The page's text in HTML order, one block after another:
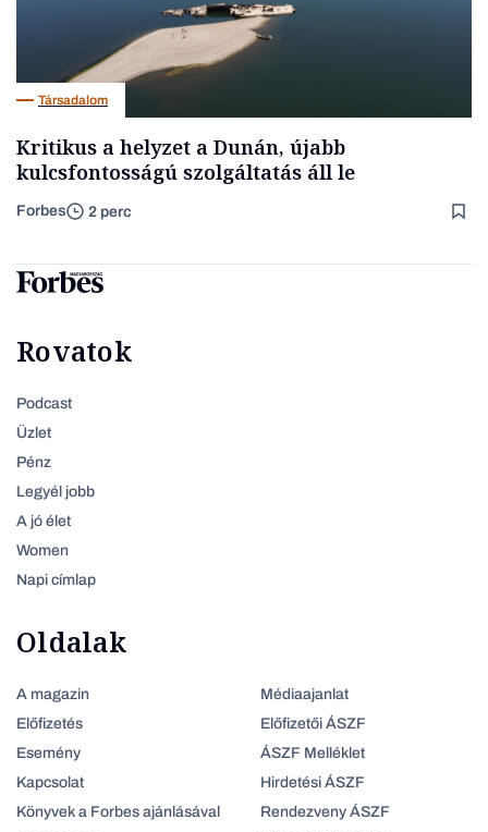
Társadalom
Kritikus a helyzet a Dunán, újabb
kulcsfontosságú szolgáltatás áll le
Forbes 2 perc
Rovatok
Podcast
Üzlet
Pénz
Legyél jobb
A jó élet
Women
Napi címlap
Oldalak
A magazin
Előfizetés
Esemény
Kapcsolat
Könyvek a Forbes ajánlásával
Médiaajanlat
Előfizetői ÁSZF
ÁSZF Melléklet
Hirdetési ÁSZF
Rendezveny ÁSZF